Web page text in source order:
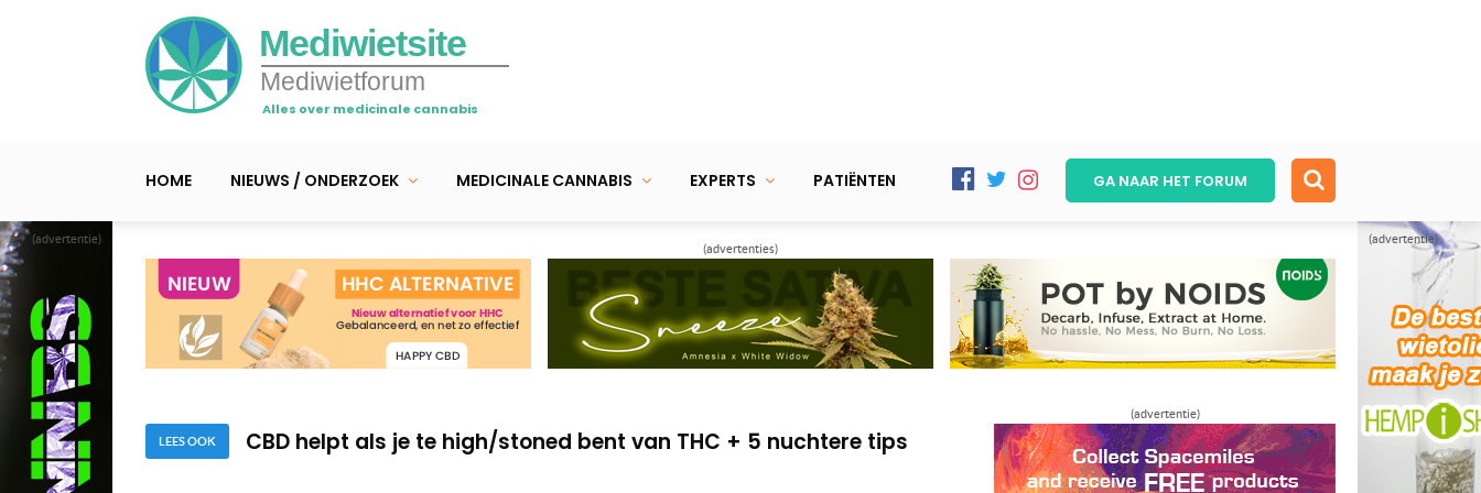
(advertentie) (advertentie)
Mediwietsite
Mediwietforum
Alles over medicinale cannabis
HOME NIEUWS / ONDERZOEK MEDICINALE CANNABIS EXPERTS PATIËNTEN GA NAAR HET FORUM
(advertenties)
LEES OOK
Cannabisolie • De voordelen en effecten van wietolie met THC
6 redenen waarom jouw CBD (olie) niet of nauwelijks werkt
Cannabisolie • De voordelen en effecten van wietolie met THC
(advertentie)